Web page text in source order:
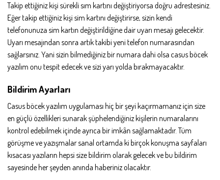
Takip ettiğiniz kişi sürekli sım kartını değiştiriyorsa doğru adrestesiniz.
Eğer takip ettiğiniz kişi sim kartını değiştirirse, sizin kendi
telefonunuza sim kartın değiştirildiğine dair uyarı mesajı gelecektir.
Uyarı mesajından sonra artık takibi yeni telefon numarasından
sağlarsınız. Yani sizin bilmediğiniz bir numara dahi olsa casus böcek
yazılım onu tespit edecek ve sizi yarı yolda bırakmayacaktır.
Bildirim Ayarları
Casus böcek yazılım uygulaması hiç bir şeyi kaçırmamanız için size
en güçlü özellikleri sunarak şüphelendiğiniz kişilerin numaralarını
kontrol edebilmek içinde ayrıca bir imkân sağlamaktadır. Tüm
görüşme ve yazışmalar sanal ortamda ki birçok konuşma sayfaları
kısacası yazıların hepsi size bildirim olarak gelecek ve bu bildirim
sayesinde her şeyden anında haberiniz olacaktır.